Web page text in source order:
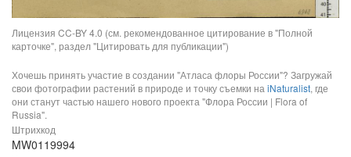
Лицензия CC-BY 4.0 (см. рекомендованное цитирование в "Полной
карточке", раздел "Цитировать для публикации")
Хочешь принять участие в создании "Атласа флоры России"? Загружай
свои фотографии растений в природе и точку съемки на iNaturalist, где
они станут частью нашего нового проекта "Флора России | Flora of
Russia".
Штрихкод
MW0119994